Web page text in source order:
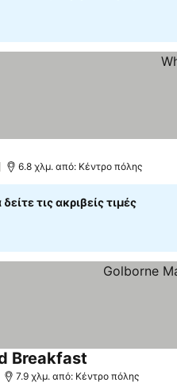
6.8 χλμ. από: Κέντρο πόλης
τις ακριβείς τιμές
Breakfast
7.9 χλμ. από: Κέντρο πόλης